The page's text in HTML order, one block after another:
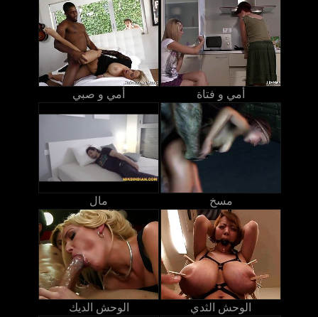
أمي و صبي أمي و فتاة
مال مسخ
الوحش الديك الوحش الثدي